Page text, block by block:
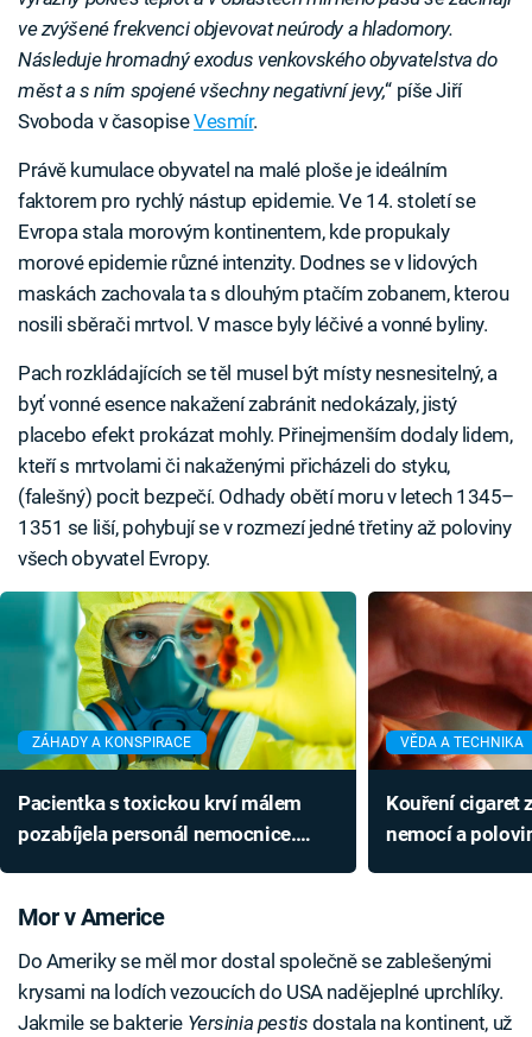
ve zvýšené frekvenci objevovat neúrody a hladomory.
Následuje hromadný exodus venkovského obyvatelstva do
měst a s ním spojené všechny negativní jevy,“ píše Jiří
Svoboda v časopiseVesmír.
Právě kumulace obyvatel na malé ploše je ideálním
faktorem pro rychlý nástup epidemie. Ve 14. století se
Evropa stala morovým kontinentem, kde propukaly
morové epidemie různé intenzity. Dodnes se v lidových
maskách zachovala ta s dlouhým ptačím zobanem, kterou
nosili sběrači mrtvol. V masce byly léčivé a vonné byliny.
Pach rozkládajících se těl musel být místy nesnesitelný, a
byť vonné esence nakažení zabránit nedokázaly, jistý
placebo efekt prokázat mohly. Přinejmenším dodaly lidem,
kteří s mrtvolami či nakaženými přicházeli do styku,
(falešný) pocit bezpečí. Odhady obětí moru v letech 1345–
1351 se liší, pohybují se v rozmezí jedné třetiny až poloviny
všech obyvatel Evropy.
ZÁHADY A KONSPIRACE
Pacientka s toxickou krví málem
pozabíjela personál nemocnice.
VĚDA A TECHNIKA
Kouření cigaret
nemocí a
Mor v Americe
Do Ameriky se měl mor dostal společně se zablešenými
krysami na lodích vezoucích do USA nadějeplné uprchlíky.
Jakmile se bakterie Yersinia pestis dostala na kontinent, už